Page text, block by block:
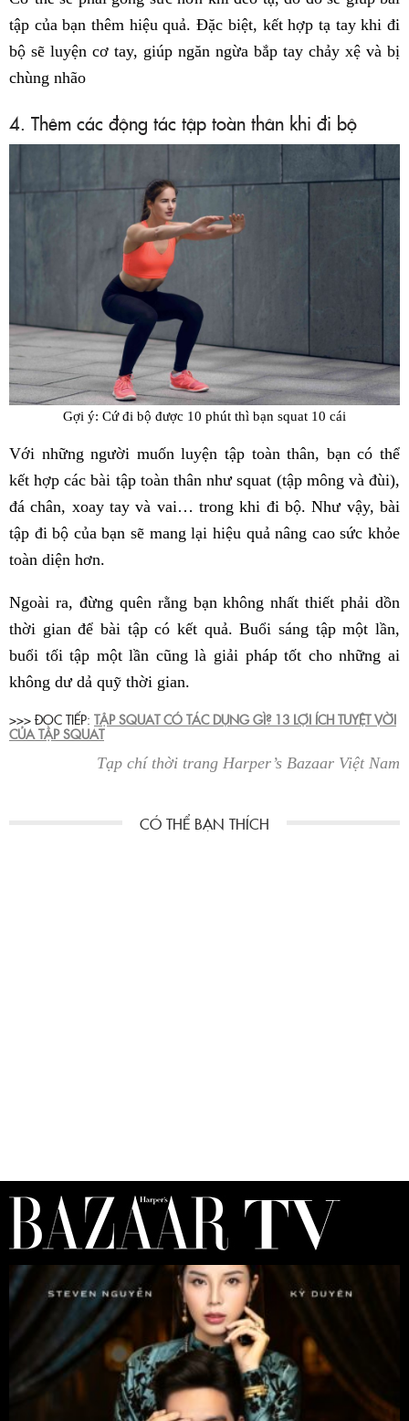
tập của bạn thêm hiệu quả. Đặc biệt, kết hợp tạ tay khi đi
bộ sẽ luyện cơ tay, giúp ngăn ngừa bắp tay chảy xệ và bị
chùng nhão
4. Thêm các động tác tập toàn thân khi đi bộ
Gợi ý: Cứ đi bộ được 10 phút thì bạn squat 10 cái
Với những người muốn luyện tập toàn thân, bạn có thể
kết hợp các bài tập toàn thân như squat (tập mông và đùi),
đá chân, xoay tay và vai… trong khi đi bộ. Như vậy, bài
tập đi bộ của bạn sẽ mang lại hiệu quả nâng cao sức khỏe
toàn diện hơn.
Ngoài ra, đừng quên rằng bạn không nhất thiết phải dồn
thời gian để bài tập có kết quả. Buổi sáng tập một lần,
buổi tối tập một lần cũng là giải pháp tốt cho những ai
không dư dả quỹ thời gian.
>>> ĐỌC TIẾP: TẬP SQUAT CÓ TÁC DỤNG GÌ? 13 LỢI ÍCH TUYỆT VỜI
CỦA TẬP SQUAT
Tạp chí thời trang Harper’s Bazaar Việt Nam